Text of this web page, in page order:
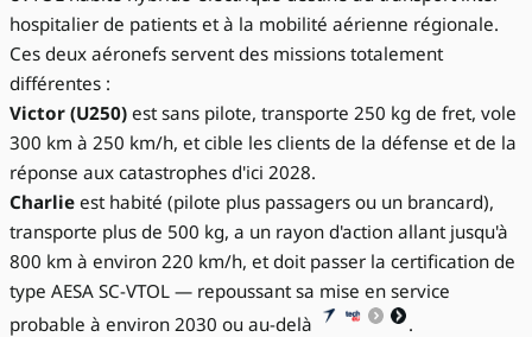
hospitalier de patients et à la mobilité aérienne régionale.
Ces deux aéronefs servent des missions totalement
différentes :
Victor (U250) est sans pilote, transporte 250 kg de fret, vole
300 km à 250 km/h, et cible les clients de la défense et de la
réponse aux catastrophes d'ici 2028.
Charlie est habité (pilote plus passagers ou un brancard),
transporte plus de 500 kg, a un rayon d'action allant jusqu'à
800 km à environ 220 km/h, et doit passer la certification de
type AESA SC-VTOL — repoussant sa mise en service
probable à environ 2030 ou au-delà
.